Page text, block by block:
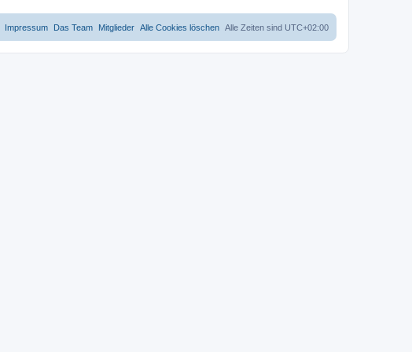
Alle Zeiten sind UTC+02:00
Alle Cookies löschen
Mitglieder
Das Team
Impressum